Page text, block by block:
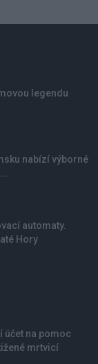
legendu
nabízí výborné
automaty.
Hory
účet na pomoc
mrtvicí